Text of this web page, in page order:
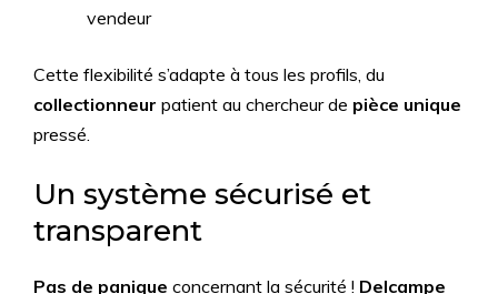
vendeur
Cette flexibilité s’adapte à tous les profils, du
collectionneur patient au chercheur de pièce unique
pressé.
Un système sécurisé et
transparent
Pas de panique concernant la sécurité ! Delcampe